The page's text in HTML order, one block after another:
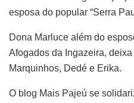
esposa do popular “Serra
Dona Marluce além do
Afogados da Ingazeira,
Marquinhos, Dedé e Erika.
O blog Mais Pajeú se